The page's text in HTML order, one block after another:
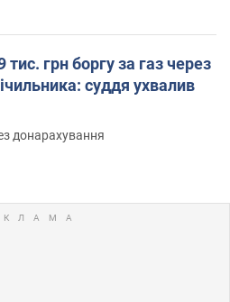
грн боргу за газ через
суддя ухвалив
донарахування